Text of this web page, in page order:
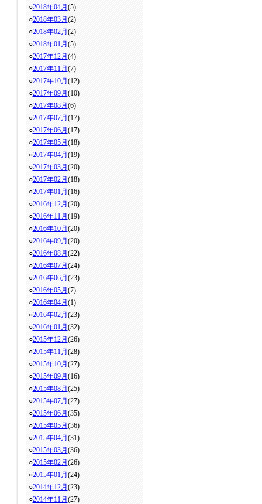
○2018年04月 (5)
○2018年03月 (2)
○2018年02月 (2)
○2018年01月 (5)
○2017年12月 (4)
○2017年11月 (7)
○2017年10月 (12)
○2017年09月 (10)
○2017年08月 (6)
○2017年07月 (17)
○2017年06月 (17)
○2017年05月 (18)
○2017年04月 (19)
○2017年03月 (20)
○2017年02月 (18)
○2017年01月 (16)
○2016年12月 (20)
○2016年11月 (19)
○2016年10月 (20)
○2016年09月 (20)
○2016年08月 (22)
○2016年07月 (24)
○2016年06月 (23)
○2016年05月 (7)
○2016年04月 (1)
○2016年02月 (23)
○2016年01月 (32)
○2015年12月 (26)
○2015年11月 (28)
○2015年10月 (27)
○2015年09月 (16)
○2015年08月 (25)
○2015年07月 (27)
○2015年06月 (35)
○2015年05月 (36)
○2015年04月 (31)
○2015年03月 (36)
○2015年02月 (26)
○2015年01月 (24)
○2014年12月 (23)
○2014年11月 (27)